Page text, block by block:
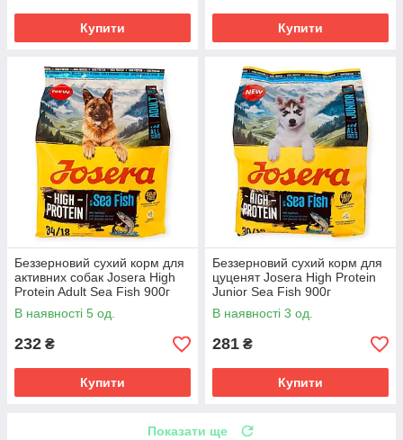
Купити Купити
Беззерновий сухий корм для
активних собак Josera High
Protein Adult Sea Fish 900г
раціон з морською рибою,
лососем, мідіями
В наявності 5 од.
232 ₴
Купити
Беззерновий сухий корм для
цуценят Josera High Protein
Junior Sea Fish 900г
високоенергетичний раціон з
морською рибою, лососем
В наявності 3 од.
281 ₴
Купити
Показати ще